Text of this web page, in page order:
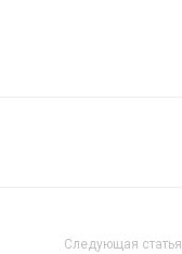
Следующая статья